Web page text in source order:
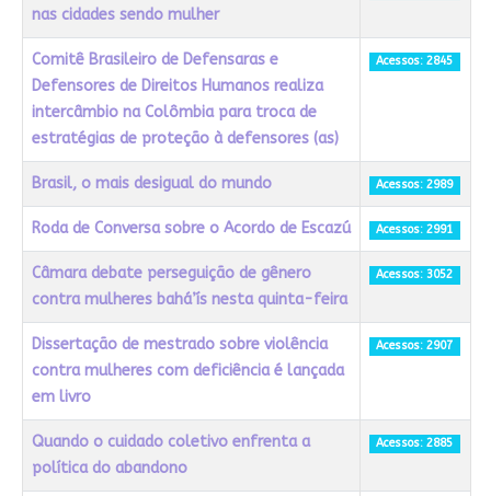
nas cidades sendo mulher
Comitê Brasileiro de Defensaras e
Defensores de Direitos Humanos realiza
intercâmbio na Colômbia para troca de
estratégias de proteção à defensores (as)
Acessos: 2845
Brasil, o mais desigual do mundo Acessos: 2989
Roda de Conversa sobre o Acordo de Escazú Acessos: 2991
Câmara debate perseguição de gênero
contra mulheres bahá’ís nesta quinta-feira
Acessos: 3052
Dissertação de mestrado sobre violência
contra mulheres com deficiência é lançada
em livro
Acessos: 2907
Quando o cuidado coletivo enfrenta a
política do abandono
Acessos: 2885